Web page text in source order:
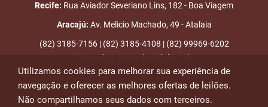
Recife: Rua Aviador Severiano Lins, 182 - Boa Viagem
Aracajú: Av. Melicio Machado, 49 - Atalaia
(82) 3185-7156 | (82) 3185-4108 | (82) 99969-6202
Segunda a Sexta das 8h às 18h
Emails para contato:
atendimento@leiloesfreire.com.br
Utilizamos cookies para melhorar sua experiência de
navegação e oferecer as melhores ofertas de leilões.
Não compartilhamos seus dados com terceiros.